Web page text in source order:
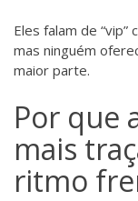
Eles falam de
mas ninguém
maior parte.
Por que
mais
ritmo